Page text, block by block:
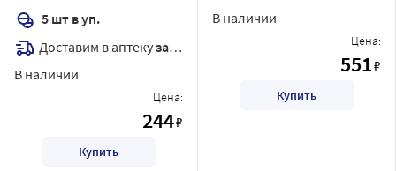
5 шт в уп.
Доставим в аптекузавтра
В наличии
Цена:
244₽
Купить
В наличии
Цена:
551₽
Купить